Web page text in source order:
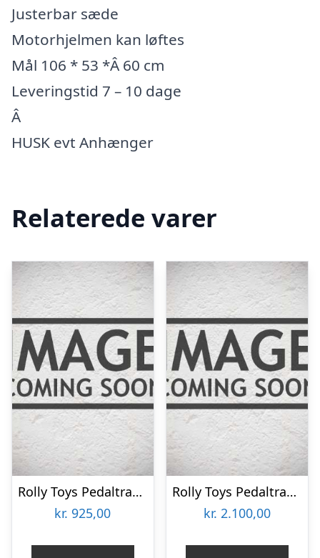
Justerbar sæde
Motorhjelmen kan løftes
Mål 106 * 53 *Â 60 cm
Leveringstid 7 – 10 dage
Â
HUSK evt Anhænger
Relaterede varer
Rolly Toys Pedaltraktor Rød Med frontskovl
kr. 925,00
Rolly Toys Pedaltraktor MF 7726 Luft Hjul med frontlæsser
kr. 2.100,00